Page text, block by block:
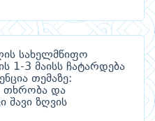
სახელმწიფო
1-3 მაისს ჩატარდება
თემაზე:
თხრობა და
შავი ზღვის